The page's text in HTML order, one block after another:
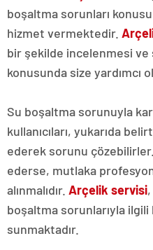
boşaltma sorunları
hizmet vermektedir.
bir şekilde incelenmesi
konusunda size yardımcı
Su boşaltma sorunuyla
kullanıcıları, yukarıda
ederek sorunu
ederse, mutlaka
alınmalıdır. Arçelik servisi
boşaltma sorunlarıyla
sunmaktadır.